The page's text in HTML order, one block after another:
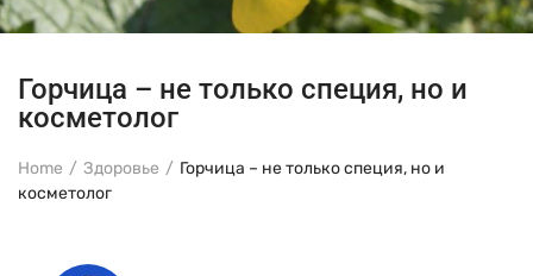
Горчица – не только специя, но и
косметолог
Home Здоровье
Горчица – не только специя, но и
косметолог